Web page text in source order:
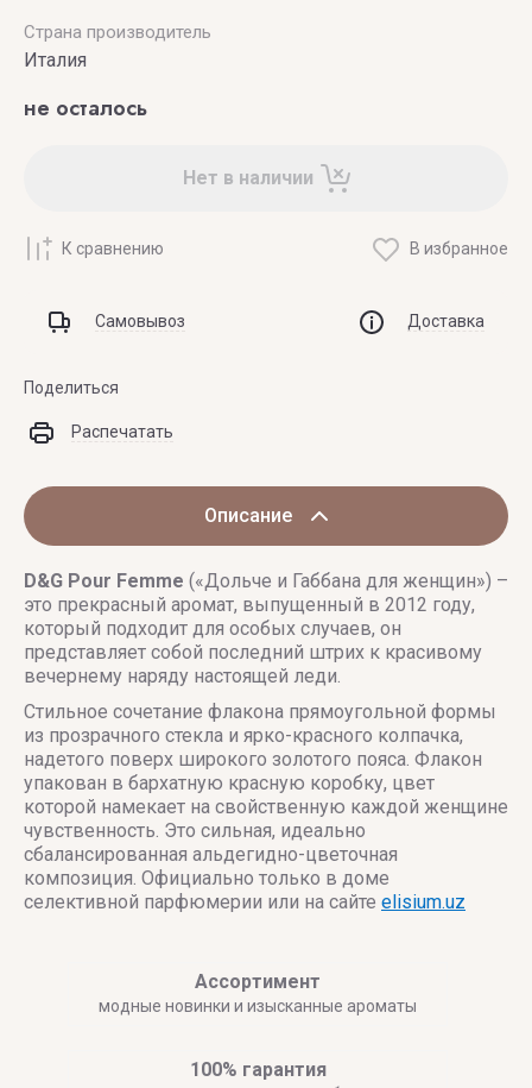
Страна производитель
Италия
не осталось
Нет в наличии
К сравнению В избранное
Самовывоз Доставка
Поделиться
Распечатать
Описание
D&G Pour Femme («Дольче и Габбана для женщин») –
это прекрасный аромат, выпущенный в 2012 году,
который подходит для особых случаев, он
представляет собой последний штрих к красивому
вечернему наряду настоящей леди.
Стильное сочетание флакона прямоугольной формы
из прозрачного стекла и ярко-красного колпачка,
надетого поверх широкого золотого пояса. Флакон
упакован в бархатную красную коробку, цвет
которой намекает на свойственную каждой женщине
чувственность. Это сильная, идеально
сбалансированная альдегидно-цветочная
композиция. Официально только в доме
селективной парфюмерии или на сайте elisium.uz
Ассортимент
модные новинки и изысканные ароматы
100% гарантия